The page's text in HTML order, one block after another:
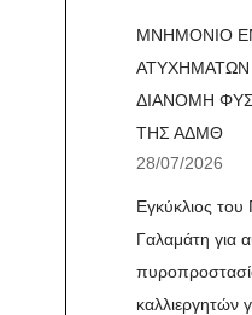
ΜΝΗΜΟΝΙΟ
ΑΤΥΧΗΜΑΤΩΝ
ΔΙΑΝΟΜΗ
ΤΗΣ ΑΔΜΘ
28/07/2026
Εγκύκλιος
Γαλαμάτη για
καλλιεργητών